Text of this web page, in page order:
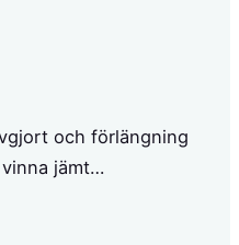
och förlängning
jämt…